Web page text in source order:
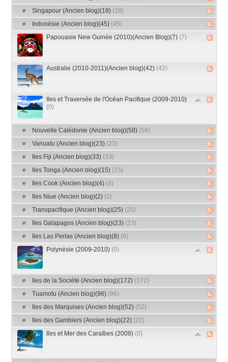
Singapour (Ancien blog)(18) (18)
Indonésie (Ancien blog)(45) (45)
Papouasie New Guinée (2010)(Ancien Blog)(7) (7)
Australie (2010-2011)(Ancien blog)(42) (42)
Iles et Traversée de l'Océan Pacifique (2009-2010)
(0)
Nouvelle Calédonie (Ancien blog)(58) (58)
Vanuatu (Ancien blog)(23) (23)
Iles Fiji (Ancien blog)(33) (33)
Iles Tonga (Ancien blog)(15) (15)
Iles Cook (Ancien blog)(4) (4)
Iles Niue (Ancien blog)(2) (2)
Transpacifique (Ancien blog)(25) (25)
Iles Galapagos (Ancien blog)(23) (23)
Iles Las Perlas (Ancien blog)(8) (8)
Polynésie (2009-2010) (0)
Iles de la Société (Ancien blog)(172) (172)
Tuamotu (Ancien blog)(96) (96)
Iles des Marquises (Ancien blog)(52) (52)
Iles des Gambiers (Ancien blog)(22) (22)
Iles et Mer des Caraïbes (2008) (0)